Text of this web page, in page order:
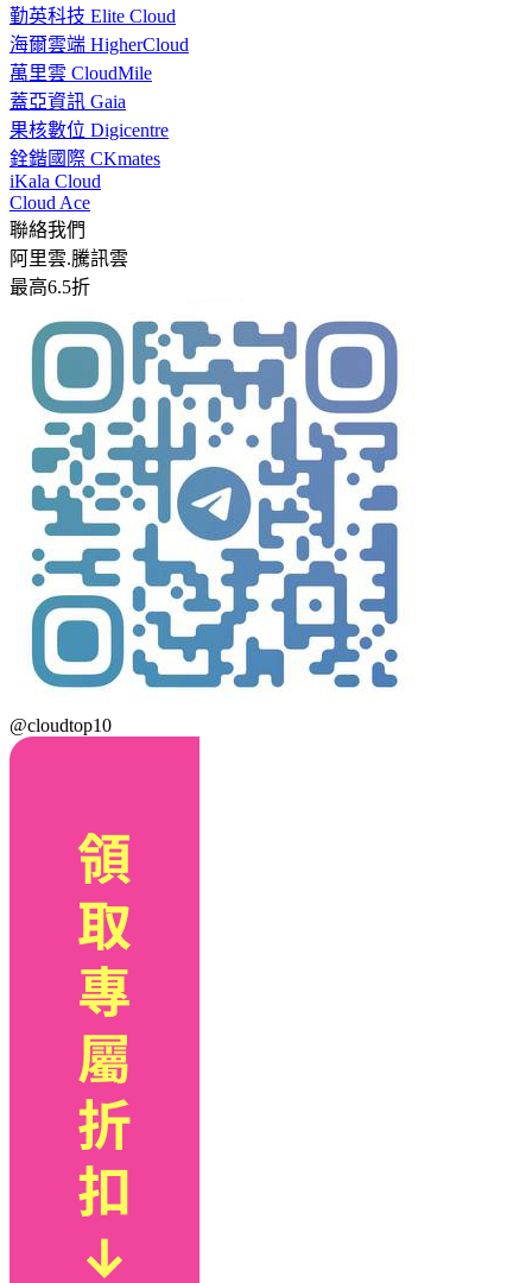
勤英科技 Elite Cloud
海爾雲端 HigherCloud
萬里雲 CloudMile
蓋亞資訊 Gaia
果核數位 Digicentre
銓鍇國際 CKmates
iKala Cloud
Cloud Ace
聯絡我們
阿里雲.騰訊雲
最高6.5折
@cloudtop10